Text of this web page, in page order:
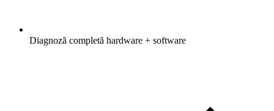
Diagnoză completă hardware + software